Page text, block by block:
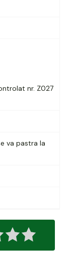
nr. Z027
va pastra la